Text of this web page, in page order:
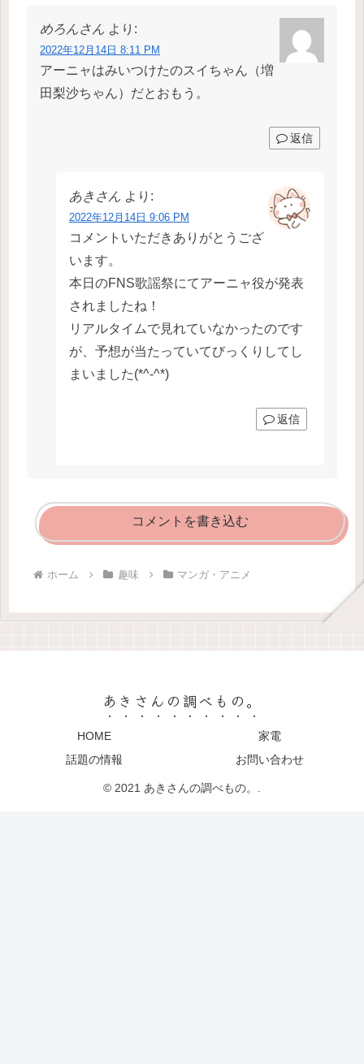
めろんさん より:
2022年12月14日 8:11 PM
アーニャはみいつけたのスイちゃん（増
田梨沙ちゃん）だとおもう。
返信
あきさん より:
2022年12月14日 9:06 PM
コメントいただきありがとうござ
います。
本日のFNS歌謡祭にてアーニャ役が発表
されましたね！
リアルタイムで見れていなかったのです
が、予想が当たっていてびっくりしてし
まいました(*^-^*)
返信
コメントを書き込む
ホーム 趣味 マンガ・アニメ
あきさんの調べもの。
HOME
家電
話題の情報
お問い合わせ
© 2021 あきさんの調べもの。.